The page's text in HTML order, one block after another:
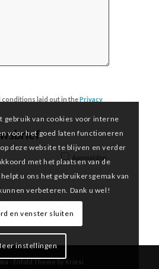
conditions laid out in thePrivacy
-Enfold Theme by Kriesi
gebruik van cookies voor interne
voor het goed laten functioneren
deze website te blijven en verder
met het plaatsen van de
u ons het gebruikersgemak van
verbeteren. Dank u wel!
en venster sluiten
instellingen